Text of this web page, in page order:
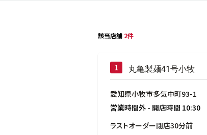
該当店舗 2件
丸亀製麺41号小牧
愛知県小牧市多気中町93-1
営業時間外 - 開店時間 10:30
ラストオーダー閉店30分前